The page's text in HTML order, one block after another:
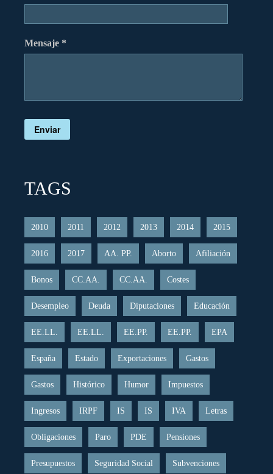
Mensaje *
Enviar
TAGS
2010 2011 2012 2013 2014 2015
2016 2017 AA. PP. Aborto Afiliación
Bonos CC.AA. CC.AA. Costes
Desempleo Deuda Diputaciones Educación
EE.LL. EE.LL. EE.PP. EE.PP. EPA
España Estado Exportaciones Gastos
Gastos Histórico Humor Impuestos
Ingresos IRPF IS IS IVA Letras
Obligaciones Paro PDE Pensiones
Presupuestos Seguridad Social Subvenciones